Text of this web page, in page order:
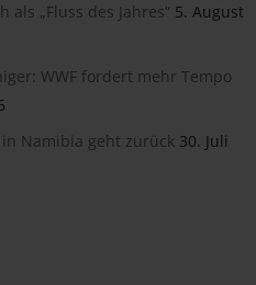
„Fluss des Jahres“ 5. August
WWF fordert mehr Tempo
Namibia geht zurück 30. Juli